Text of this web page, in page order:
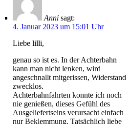
Anni sagt:
4. Januar 2023 um 15:01 Uhr
Liebe lilli,
genau so ist es. In der Achterbahn
kann man nicht lenken, wird
angeschnallt mitgerissen, Widerstand
zwecklos.
Achterbahnfahrten konnte ich noch
nie genießen, dieses Gefühl des
Ausgeliefertseins verursacht einfach
nur Beklemmung. Tatsächlich liebe